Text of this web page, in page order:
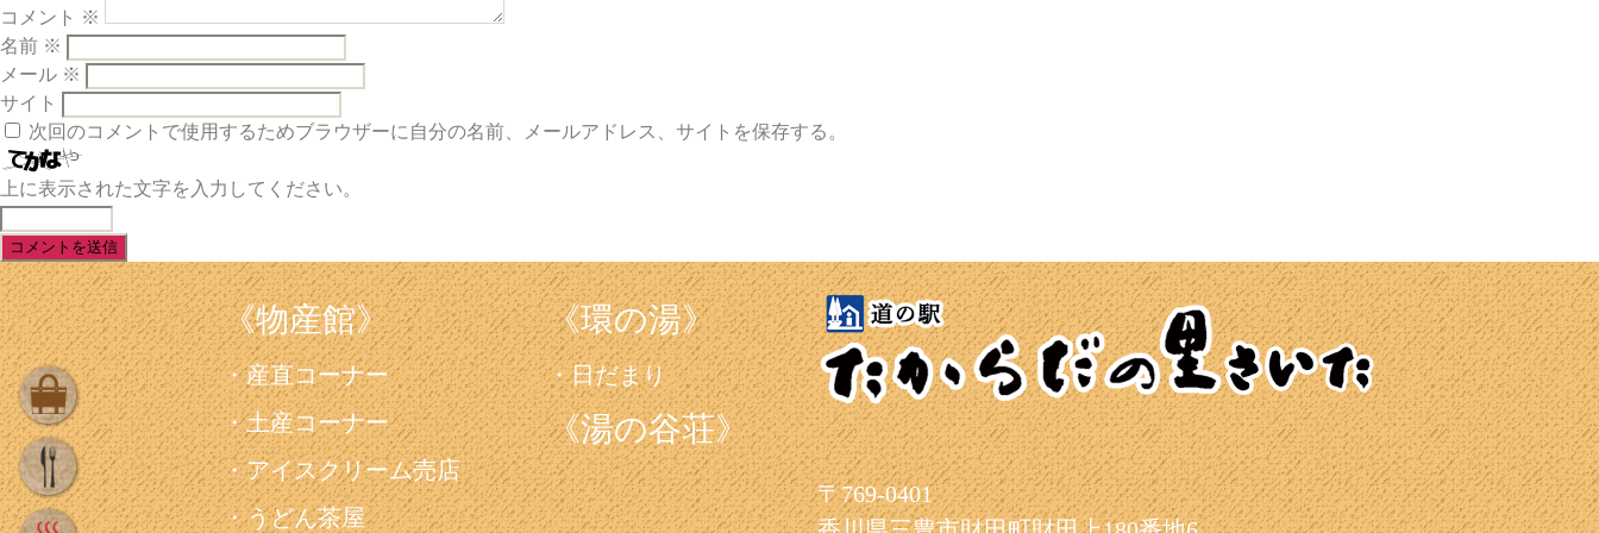
コメント ※
名前 ※
メール ※
サイト
次回のコメントで使用するためブラウザーに自分の名前、メールアドレス、サイトを保存する。
上に表示された文字を入力してください。
《物産館》
産直コーナー
土産コーナー
アイスクリーム売店
うどん茶屋
《環の湯》
日だまり
《湯の谷荘》
〒769-0401